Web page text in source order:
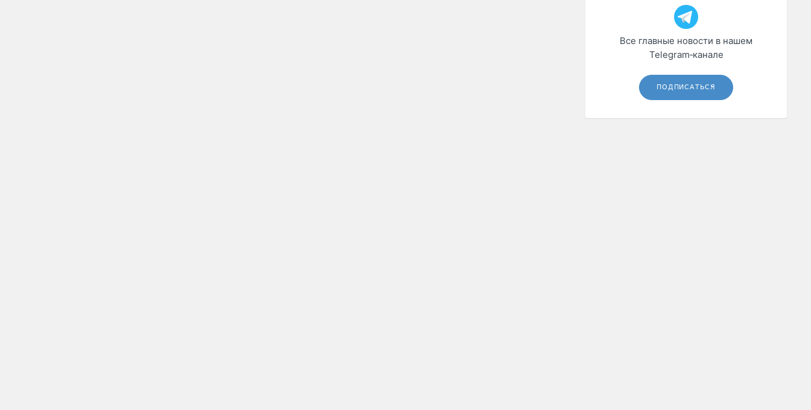
Все главные новости в нашем
Telegram‑канале
ПОДПИСАТЬСЯ